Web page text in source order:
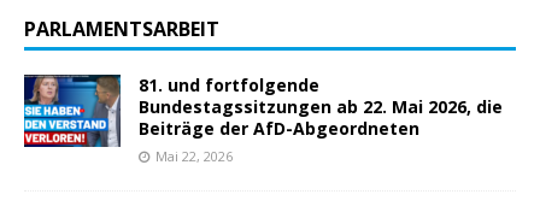
PARLAMENTSARBEIT
81. und fortfolgende
Bundestagssitzungen ab 22. Mai 2026, die
Beiträge der AfD-Abgeordneten
Mai 22, 2026